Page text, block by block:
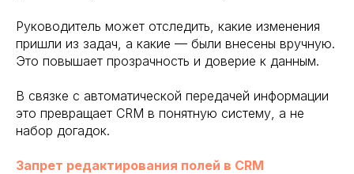
Руководитель может отследить, какие изменения
пришли из задач, а какие — были внесены вручную.
Это повышает прозрачность и доверие к данным.
В связке с автоматической передачей информации
это превращает CRM в понятную систему, а не
набор догадок.
Запрет редактирования полей в CRM